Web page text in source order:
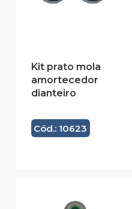
Kit prato mola
amortecedor
dianteiro
Cód.: 10623